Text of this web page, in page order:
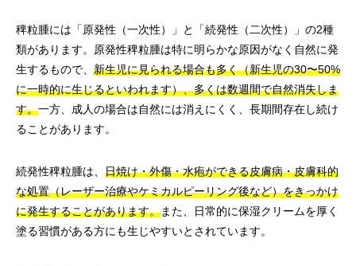
稗粒腫には「原発性（一次性）」と「続発性（二次性）」の2種
類があります。原発性稗粒腫は特に明らかな原因がなく自然に発
生するもので、 新生児に見られる場合も多く（新生児の30〜50%
に一時的に生じるといわれます）、多くは数週間で自然消失しま
す。一方、成人の場合は自然には消えにくく、長期間存在し続け
ることがあります。
続発性稗粒腫は、 日焼け・外傷・水疱ができる皮膚病・皮膚科的
な処置（レーザー治療やケミカルピーリング後など）をきっかけ
に発生することがあります。また、日常的に保湿クリームを厚く
塗る習慣がある方にも生じやすいとされています。